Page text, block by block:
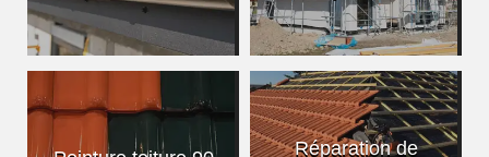
Réparation de